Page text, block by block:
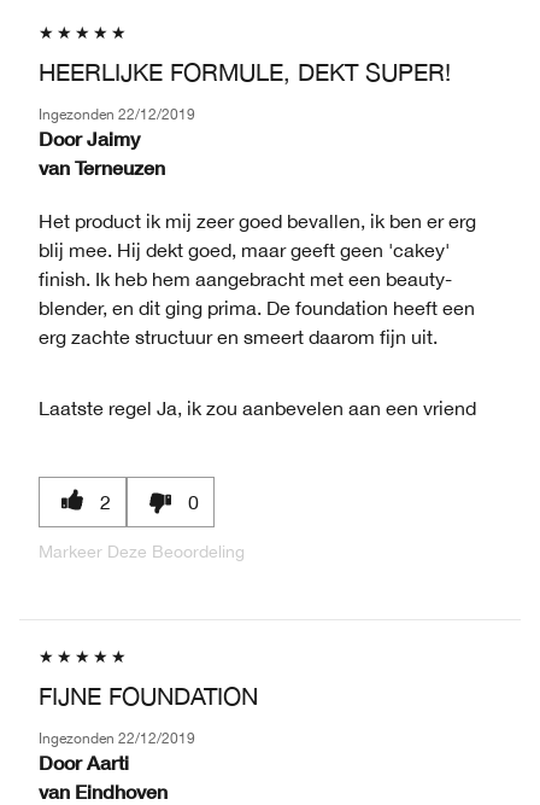
HEERLIJKE FORMULE, DEKT SUPER!
Ingezonden 22/12/2019
Door Jaimy
van Terneuzen
Het product ik mij zeer goed bevallen, ik ben er erg
blij mee. Hij dekt goed, maar geeft geen 'cakey'
finish. Ik heb hem aangebracht met een beauty-
blender, en dit ging prima. De foundation heeft een
erg zachte structuur en smeert daarom fijn uit.
Laatste regel Ja, ik zou aanbevelen aan een vriend
2 0
Markeer Deze Beoordeling
FIJNE FOUNDATION
Ingezonden 22/12/2019
Door Aarti
van Eindhoven